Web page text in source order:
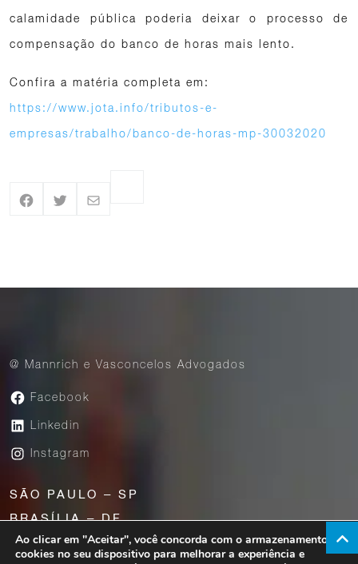
calamidade pública poderia deixar o processo de
compensação do banco de horas mais lento.
Confira a matéria completa em:
https://www.jota.info/tributos-e-
empresas/trabalho/banco-de-horas-mp-30032020
@ Mannrich e Vasconcelos Advogados
Facebook
Linkedin
Instagram
SÃO PAULO – SP
BRASÍLIA – DF
UBERABA – MG
Ao clicar em "Aceitar", você concorda com o armazenamento de
cookies no seu dispositivo para melhorar a experiência e